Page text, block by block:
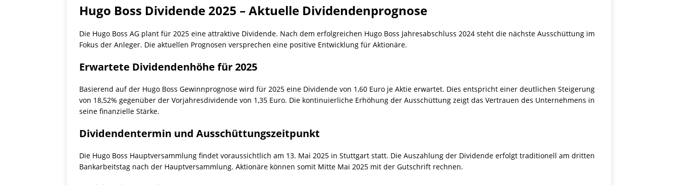
Hugo Boss Dividende 2025 – Aktuelle Dividendenprognose
Die Hugo Boss AG plant für 2025 eine attraktive Dividende. Nach dem erfolgreichen Hugo Boss Jahresabschluss 2024 steht die nächste Ausschüttung im
Fokus der Anleger. Die aktuellen Prognosen versprechen eine positive Entwicklung für Aktionäre.
Erwartete Dividendenhöhe für 2025
Basierend auf der Hugo Boss Gewinnprognose wird für 2025 eine Dividende von 1,60 Euro je Aktie erwartet. Dies entspricht einer deutlichen Steigerung
von 18,52% gegenüber der Vorjahresdividende von 1,35 Euro. Die kontinuierliche Erhöhung der Ausschüttung zeigt das Vertrauen des Unternehmens in
seine finanzielle Stärke.
Dividendentermin und Ausschüttungszeitpunkt
Die Hugo Boss Hauptversammlung findet voraussichtlich am 13. Mai 2025 in Stuttgart statt. Die Auszahlung der Dividende erfolgt traditionell am dritten
Bankarbeitstag nach der Hauptversammlung. Aktionäre können somit Mitte Mai 2025 mit der Gutschrift rechnen.